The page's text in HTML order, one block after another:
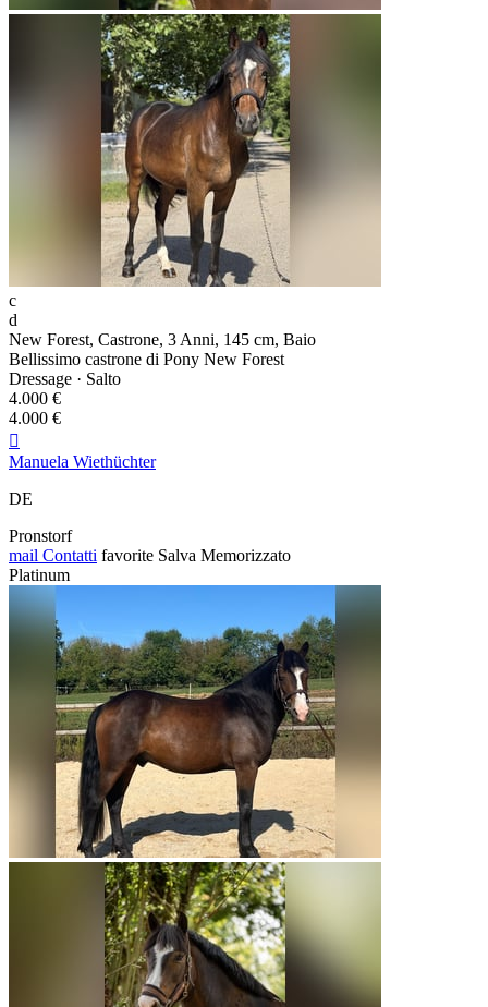
c
d
New Forest, Castrone, 3 Anni, 145 cm, Baio
Bellissimo castrone di Pony New Forest
Dressage · Salto
4.000 €
4.000 €

Manuela Wiethüchter
DE
Pronstorf
mail Contatti favorite Salva Memorizzato
Platinum